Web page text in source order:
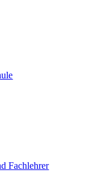
Fachlehrer